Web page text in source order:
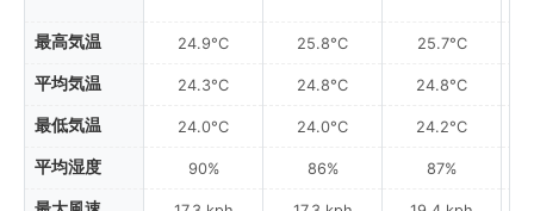
最高気温
平均気温
最低気温
平均湿度
24.9°C
24.3°C
24.0°C
90%
25.8°C
24.8°C
24.0°C
86%
25.7°C
24.8°C
24.2°C
87%